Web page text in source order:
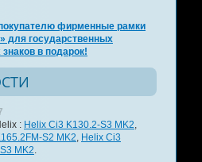
фирменные рамки
для государственных
в подарок!
: Helix Ci3 K130.2-S3 MK2,
S2 MK2, Helix Ci3
MK2.